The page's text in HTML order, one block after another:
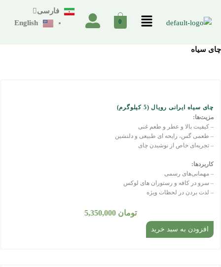
فهرست0
فارسی
English
چای سیاه
چای سیاه ایرانی رویال (5 کیلوگرم)
مزیت‌ها:
– کیفیت بالا و عطر و طعم غنی
– طعمی گس، رایحه ای طبیعی و دلنشین
– تجربه‌ای خاص از نوشیدن چای
کاربردها:
– مهمانی‌های رسمی
– سرو در کافه و رستوران های لوکس
– لذت بردن در لحظات ویژه
افزودن به سبد خرید
تومان